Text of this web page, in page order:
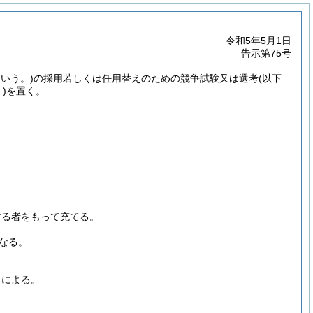
令和5年5月1日
告示第75号
う。)の採用若しくは任用替えのための競争試験又は選考(以下
)を置く。
者をもって充てる。
る。
よる。